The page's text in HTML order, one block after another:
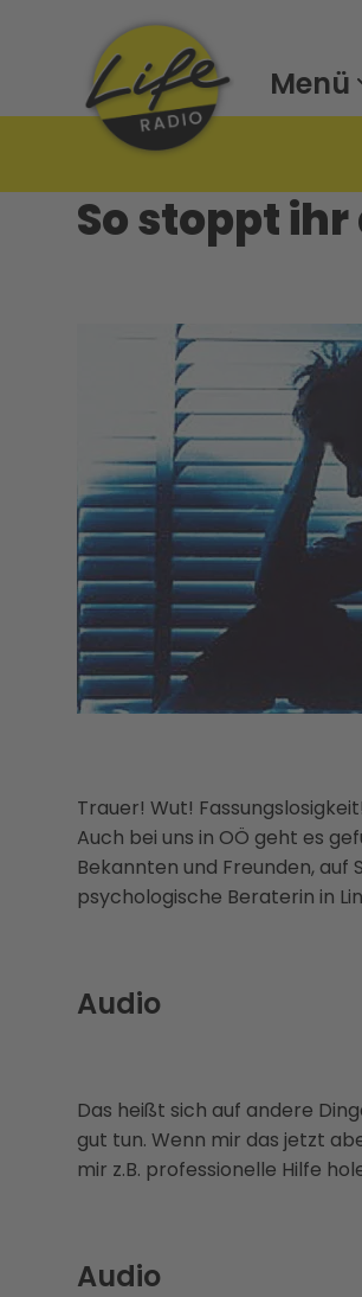
Menü
So stoppt
Trauer! Wut!
Auch bei uns in OÖ geht es
Bekannten und Freunden, auf
psychologische Beraterin in
Audio
Das heißt sich auf andere
gut tun. Wenn mir das jetzt
mir z.B. professionelle Hilfe
Audio